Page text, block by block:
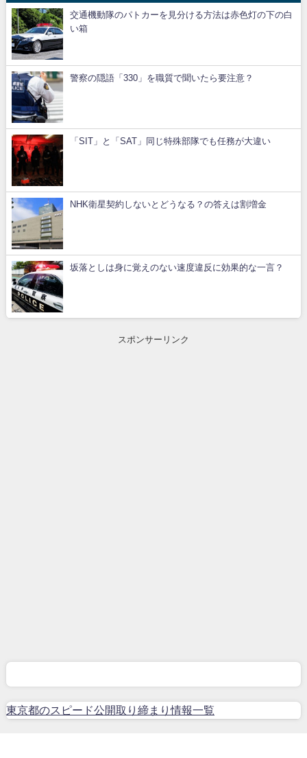
交通機動隊のパトカーを見分ける方法は赤色灯の下の白
い箱
警察の隠語「330」を職質で聞いたら要注意？
「SIT」と「SAT」同じ特殊部隊でも任務が大違い
NHK衛星契約しないとどうなる？の答えは割増金
坂落としは身に覚えのない速度違反に効果的な一言？
スポンサーリンク
東京都のスピード公開取り締まり情報一覧